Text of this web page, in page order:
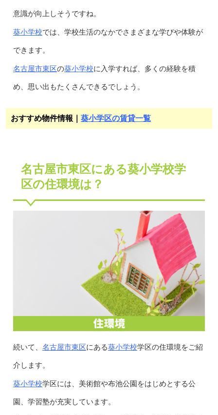
意識が向上しそうですね。
葵小学校では、学校生活のなかでさまざまな学びや体験が
できます。
名古屋市東区の葵小学校に入学すれば、多くの経験を積
め、思い出もたくさんできるでしょう。
おすすめ物件情報｜ 葵小学区の賃貸一覧
名古屋市東区にある葵小学校学
区の住環境は？
続いて、 名古屋市東区にある葵小学校学区の住環境をご紹
介します。
葵小学校学区には、美術館や布池公園をはじめとする公
園、学習塾が充実しています。